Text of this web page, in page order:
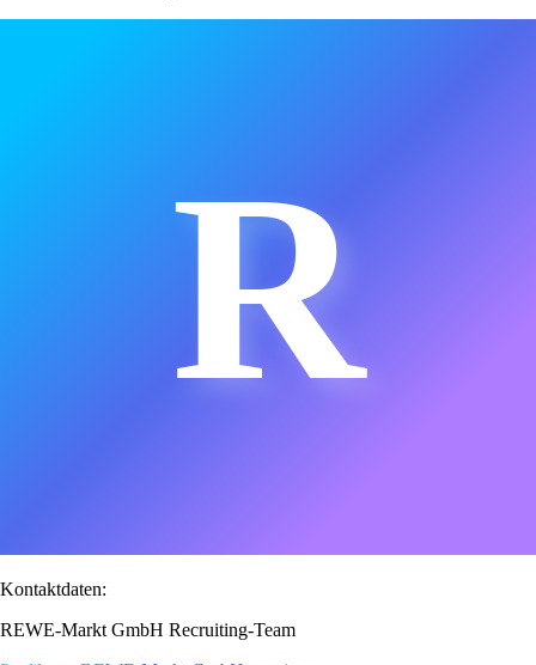
R
Kontaktdaten:
REWE-Markt GmbH Recruiting-Team